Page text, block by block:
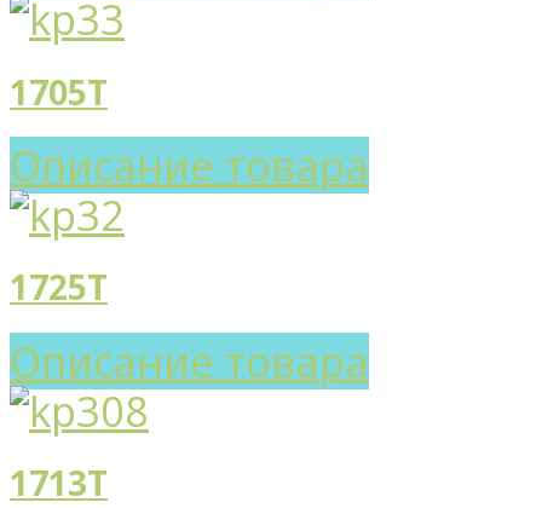
1705T
Описание товара
1725T
Описание товара
1713T